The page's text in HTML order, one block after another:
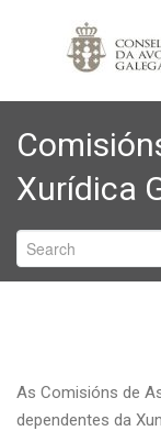
Inicio
Consello
Xustiza
Profesión
Ligazóns
Contacto
Xurídica
As Comisións de
dependentes da